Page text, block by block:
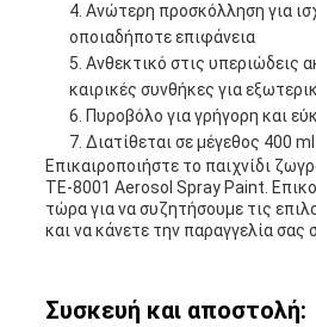
Ανώτερη προσκόλληση για
οποιαδήποτε επιφάνεια
Ανθεκτικό στις υπεριώδεις
καιρικές συνθήκες για
Πυροβόλο για γρήγορη και
Διατίθεται σε μέγεθος 400
Επικαιροποιήστε το παιχνίδι
TE-8001 Aerosol Spray Paint.
τώρα για να συζητήσουμε τις
και να κάνετε την παραγγελία σας
Συσκευή και αποστολή: